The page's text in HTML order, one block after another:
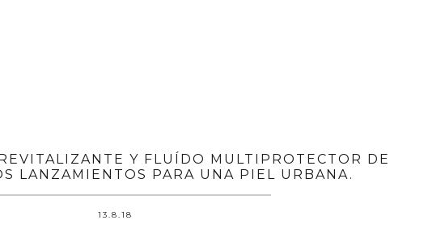
Y FLUÍDO MULTIPROTECTOR DE
LANZAMIENTOS PARA UNA PIEL URBANA.
13.8.18